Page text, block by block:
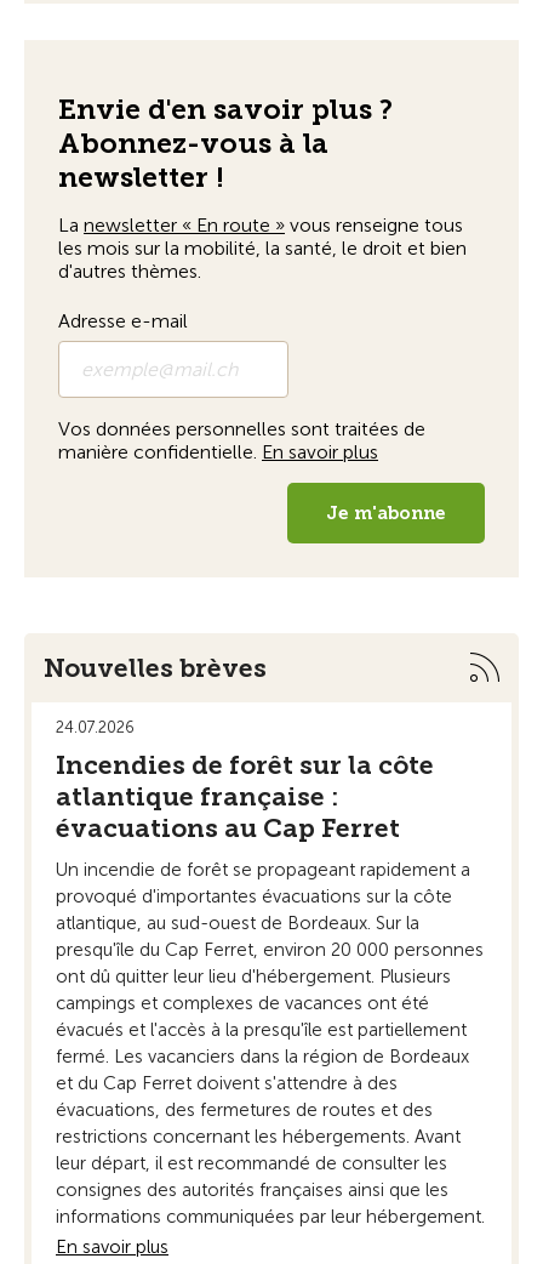
Nouvelles brèves
24.07.2026
Incendies de forêt sur la côte
atlantique française :
évacuations au Cap Ferret
Un incendie de forêt se propageant rapidement a
provoqué d'importantes évacuations sur la côte
atlantique, au sud-ouest de Bordeaux. Sur la
presqu'île du Cap Ferret, environ 20 000 personnes
ont dû quitter leur lieu d'hébergement. Plusieurs
campings et complexes de vacances ont été
évacués et l'accès à la presqu'île est partiellement
fermé. Les vacanciers dans la région de Bordeaux
et du Cap Ferret doivent s'attendre à des
évacuations, des fermetures de routes et des
restrictions concernant les hébergements. Avant
leur départ, il est recommandé de consulter les
consignes des autorités françaises ainsi que les
informations communiquées par leur hébergement.
En savoir plus